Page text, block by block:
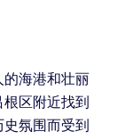
的海港和壮丽
区附近找到
氛围而受到